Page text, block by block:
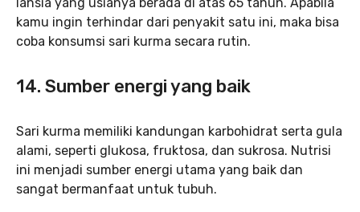
kamu ingin terhindar dari penyakit satu ini, maka bisa
coba konsumsi sari kurma secara rutin.
14. Sumber energi yang baik
Sari kurma memiliki kandungan karbohidrat serta gula
alami, seperti glukosa, fruktosa, dan sukrosa. Nutrisi
ini menjadi sumber energi utama yang baik dan
sangat bermanfaat untuk tubuh.